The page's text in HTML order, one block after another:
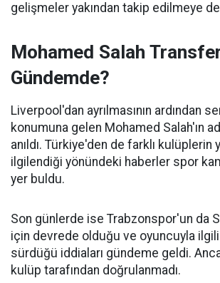
gelişmeler yakından takip edilmeye
Mohamed Salah
Gündemde?
Liverpool'dan ayrılmasının ardından
konumuna gelen Mohamed Salah'ın
anıldı. Türkiye'den de farklı kulüplerin
ilgilendiği yönündeki haberler spor
yer buldu.
Son günlerde ise Trabzonspor'un da
için devrede olduğu ve oyuncuyla ilgili
sürdüğü iddiaları gündeme geldi.
kulüp tarafından doğrulanmadı.